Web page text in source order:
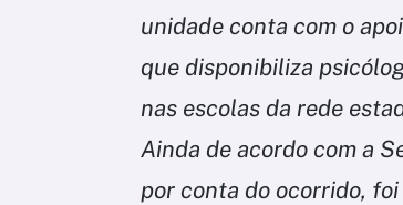
unidade conta com o
que disponibiliza
nas escolas da rede
Ainda de acordo com a
por conta do ocorrido,